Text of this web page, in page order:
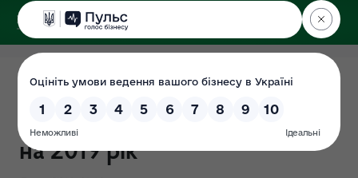
ДЕРЖЕКОІНСПЕКЦІЯ
План роботи Громадської
ради при Держекоінспекції
на 2019 рік